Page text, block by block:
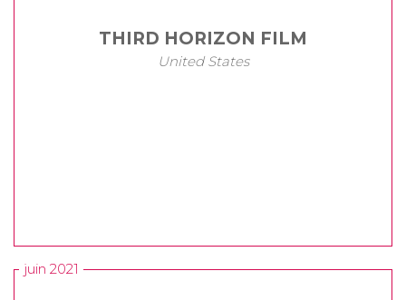
THIRD HORIZON FILM
United States
juin 2021